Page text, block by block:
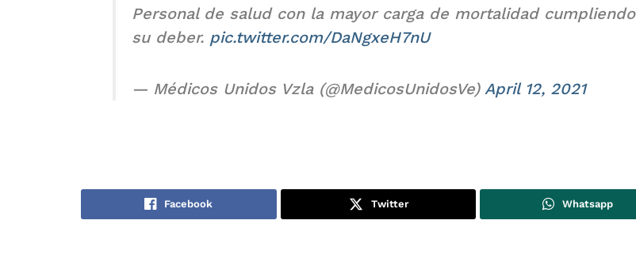
Personal de salud con la mayor carga de mortalidad cumpliendo
su deber. pic.twitter.com/DaNgxeH7nU
— Médicos Unidos Vzla (@MedicosUnidosVe) April 12, 2021
Facebook Twitter Whatsapp